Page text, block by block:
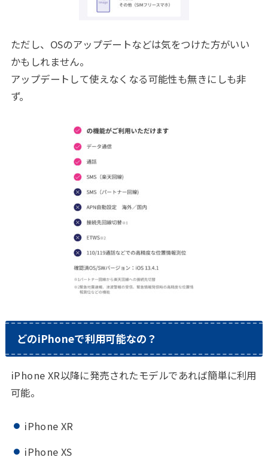
ただし、OSのアップデートなどは気をつけた方がいい
かもしれません。
アップデートして使えなくなる可能性も無きにしも非
ず。
どのiPhoneで利用可能なの？
iPhone XR以降に発売されたモデルであれば簡単に利用
可能。
iPhone XR
iPhone XS